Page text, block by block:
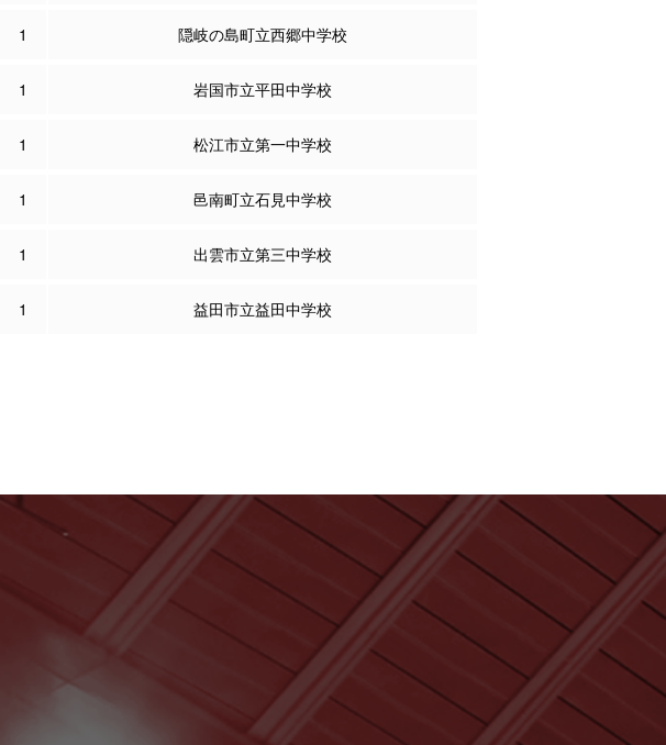
1 隠岐の島町立西郷中学校
1 岩国市立平田中学校
1 松江市立第一中学校
1 邑南町立石見中学校
1 出雲市立第三中学校
1
益田市立益田中学校